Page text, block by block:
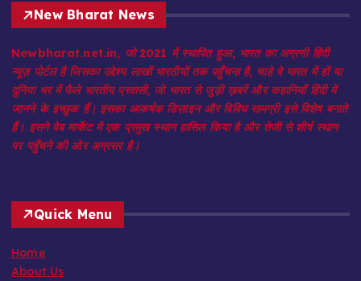
New Bharat News
Newbharat.net.in, जो 2021 में स्थापित हुआ, भारत का अग्रणी हिंदी
न्यूज़ पोर्टल है जिसका उद्देश्य लाखों भारतीयों तक पहुँचना है, चाहे वे भारत में हों या
दुनिया भर में फैले भारतीय प्रवासी, जो भारत से जुड़ी ख़बरें और कहानियाँ हिंदी में
जानने के इच्छुक हैं। इसका आकर्षक डिज़ाइन और विविध सामग्री इसे विशेष बनाते
हैं। इसने वेब मार्केट में एक प्रमुख स्थान हासिल किया है और तेजी से शीर्ष स्थान
पर पहुँचने की ओर अग्रसर है।
Quick Menu
Home
About Us